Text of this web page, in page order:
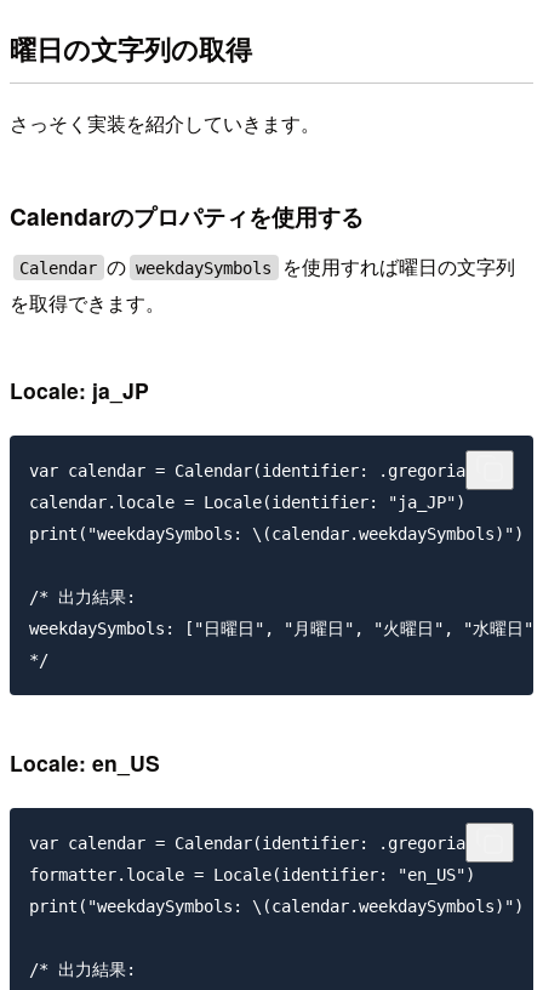
曜日の文字列の取得
さっそく実装を紹介していきます。
Calendarのプロパティを使用する
Calendar の weekdaySymbols
を使用すれば曜日の文字列
を取得できます。
Locale: ja_JP
var calendar = Calendar(identifier: .gregorian)
calendar.locale = Locale(identifier: "ja_JP")
print("weekdaySymbols: \(calendar.weekdaySymbols)")
/* 出力結果:
weekdaySymbols: ["日曜日", "月曜日", "火曜日", "水曜
Locale: en_US
var calendar = Calendar(identifier: .gregorian)
formatter.locale = Locale(identifier: "en_US")
print("weekdaySymbols: \(calendar.weekdaySymbols)")
/* 出力結果: